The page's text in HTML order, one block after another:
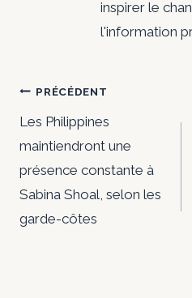
inspirer le
l'information
Navigation
de
l’article
PRÉCÉDENT
Les Philippines
maintiendront une
présence constante à
Sabina Shoal, selon les
garde-côtes